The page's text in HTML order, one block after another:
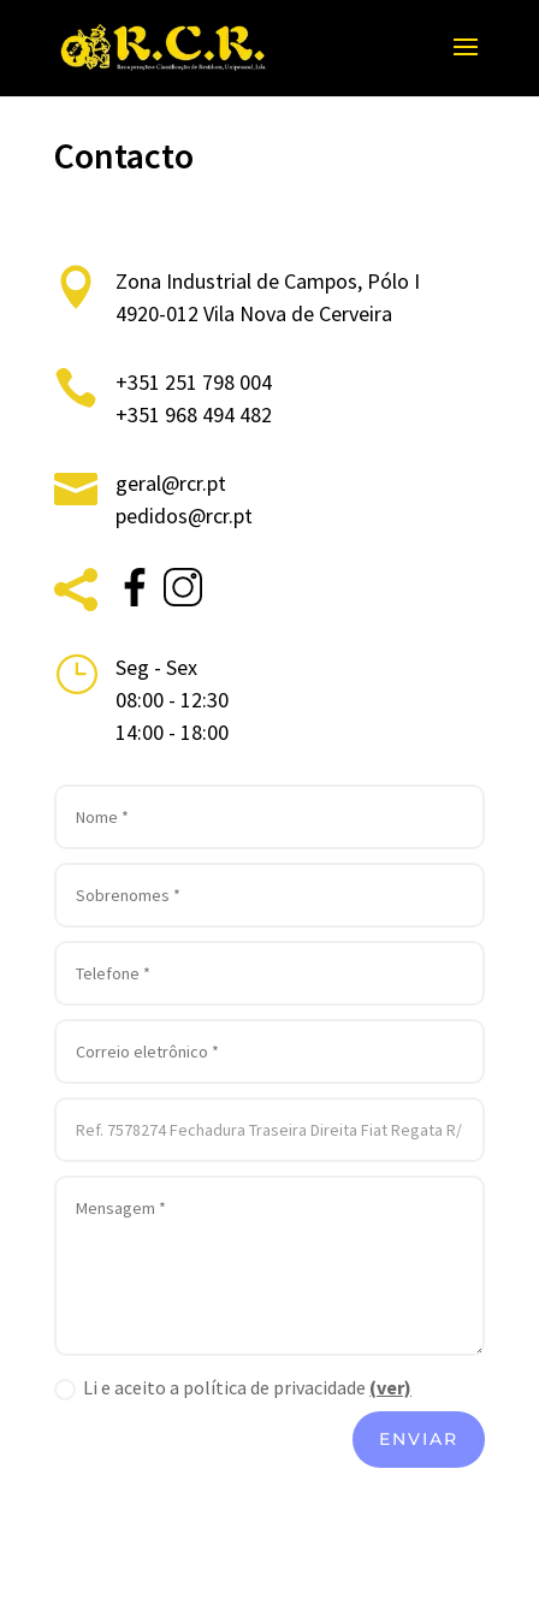
Contacto

Zona Industrial de Campos, Pólo I
4920-012 Vila Nova de Cerveira

+351 251 798 004
+351 968 494 482

geral@rcr.pt
pedidos@rcr.pt

}
Seg - Sex
08:00 - 12:30
14:00 - 18:00
Li e aceito a política de privacidade (ver)
ENVIAR